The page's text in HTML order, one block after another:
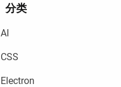
分类
AI
CSS
Electron